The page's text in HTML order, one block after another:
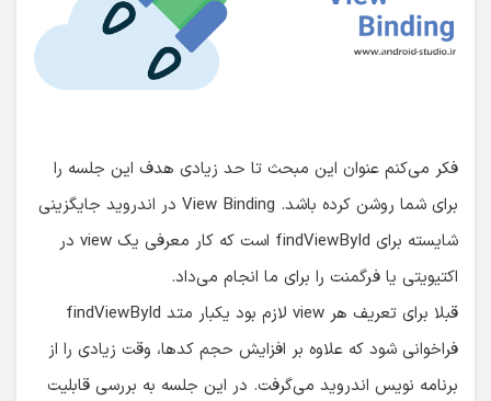
فکر می‌کنم عنوان این مبحث تا حد زیادی هدف این جلسه را
برای شما روشن کرده باشد. View Binding در اندروید جایگزینی
شایسته برای findViewById است که کار معرفی یک view در
اکتیویتی یا فرگمنت را برای ما انجام می‌داد.
قبلا برای تعریف هر view لازم بود یکبار متد findViewById
فراخوانی شود که علاوه بر افزایش حجم کدها، وقت زیادی را از
برنامه نویس اندروید می‌گرفت. در این جلسه به بررسی قابلیت